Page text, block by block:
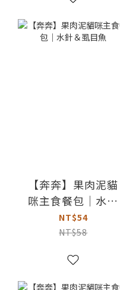
【奔奔】果肉泥貓
咪主食餐包｜水針
＆虱目魚
NT$54
NT$58